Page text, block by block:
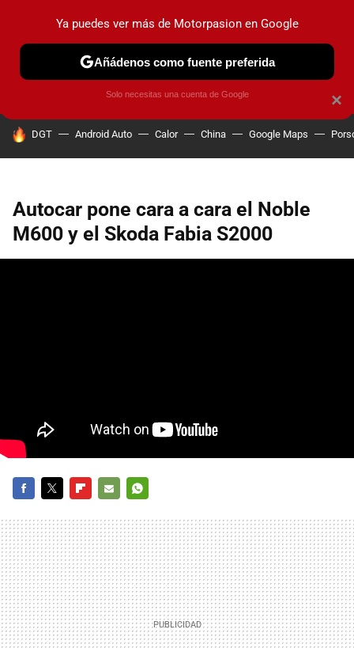
PRUEBAS COCHES ELÉCTRICOS OBSERVATORIO
HOY SE HABLA DE
DGT Android Auto Calor China Google Maps
Autocar pone cara a cara el Noble
M600 y el Skoda Fabia S2000
MAIL
×
Ya puedes ver más de Motorpasion en Google
Añádenos como fuente preferida
Solo necesitas una cuenta de Google